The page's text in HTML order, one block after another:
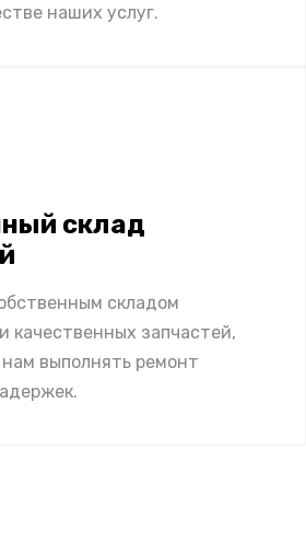
наших услуг.
склад
складом
качественных запчастей,
выполнять ремонт